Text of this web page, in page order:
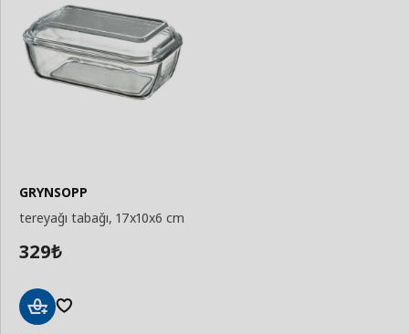
GRYNSOPP
tereyağı tabağı, 17x10x6 cm
329₺